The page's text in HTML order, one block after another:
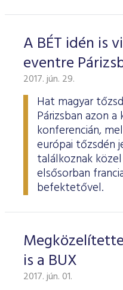
A BÉT idén is
eventre
2017. jún. 29.
Hat magyar
Párizsban azon
konferencián,
európai tőzsdén
találkoznak
elsősorban
befektetővel.
is a BUX
2017. jún. 01.